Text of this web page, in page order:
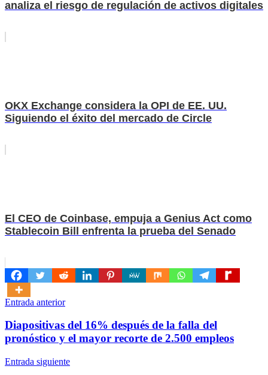
analiza el riesgo de regulación de activos digitales
OKX Exchange considera la OPI de EE. UU.
Siguiendo el éxito del mercado de Circle
El CEO de Coinbase, empuja a Genius Act como
Stablecoin Bill enfrenta la prueba del Senado
Navegación
de
entradas
Entrada anterior
Diapositivas del 16% después de la falla del
pronóstico y el mayor recorte de 2.500 empleos
Entrada siguiente